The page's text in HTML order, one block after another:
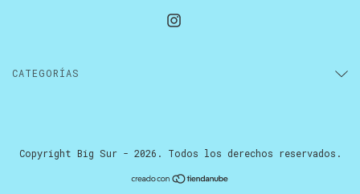
CATEGORÍAS
Copyright Big Sur - 2026. Todos los derechos reservados.